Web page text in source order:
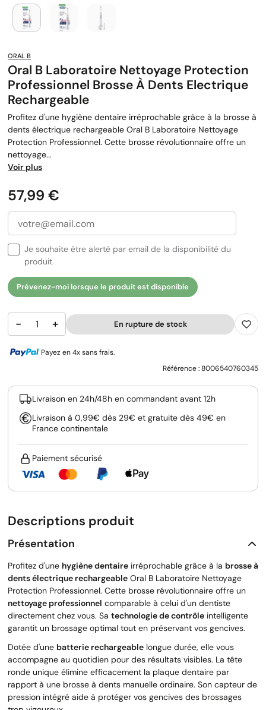
ORAL B
Oral B Laboratoire Nettoyage Protection
Professionnel Brosse À Dents Electrique
Rechargeable
Profitez d'une hygiène dentaire irréprochable grâce à la brosse à
dents électrique rechargeable Oral B Laboratoire Nettoyage
Protection Professionnel. Cette brosse révolutionnaire offre un
nettoyage...
Voir plus
Prix
57,99 €
Je souhaite être alerté par email de la disponibilité du
produit.
Prévenez-moi lorsque le produit est disponible
− + En rupture de stock
Payez en 4x sans frais.
Référence :8006540760345
Livraison en 24h/48h en commandant avant 12h
Livraison à 0,99€ dès 29€ et gratuite dès 49€ en
France continentale
Paiement sécurisé
Descriptions produit
Présentation
Profitez d'une hygiène dentaire irréprochable grâce à la brosse à
dents électrique rechargeable Oral B Laboratoire Nettoyage
Protection Professionnel. Cette brosse révolutionnaire offre un
nettoyage professionnel comparable à celui d'un dentiste
directement chez vous. Sa technologie de contrôle intelligente
garantit un brossage optimal tout en préservant vos gencives.
Dotée d'une batterie rechargeable longue durée, elle vous
accompagne au quotidien pour des résultats visibles. La tête
ronde unique élimine efficacement la plaque dentaire par
rapport à une brosse à dents manuelle ordinaire. Son capteur de
pression intégré aide à protéger vos gencives des brossages